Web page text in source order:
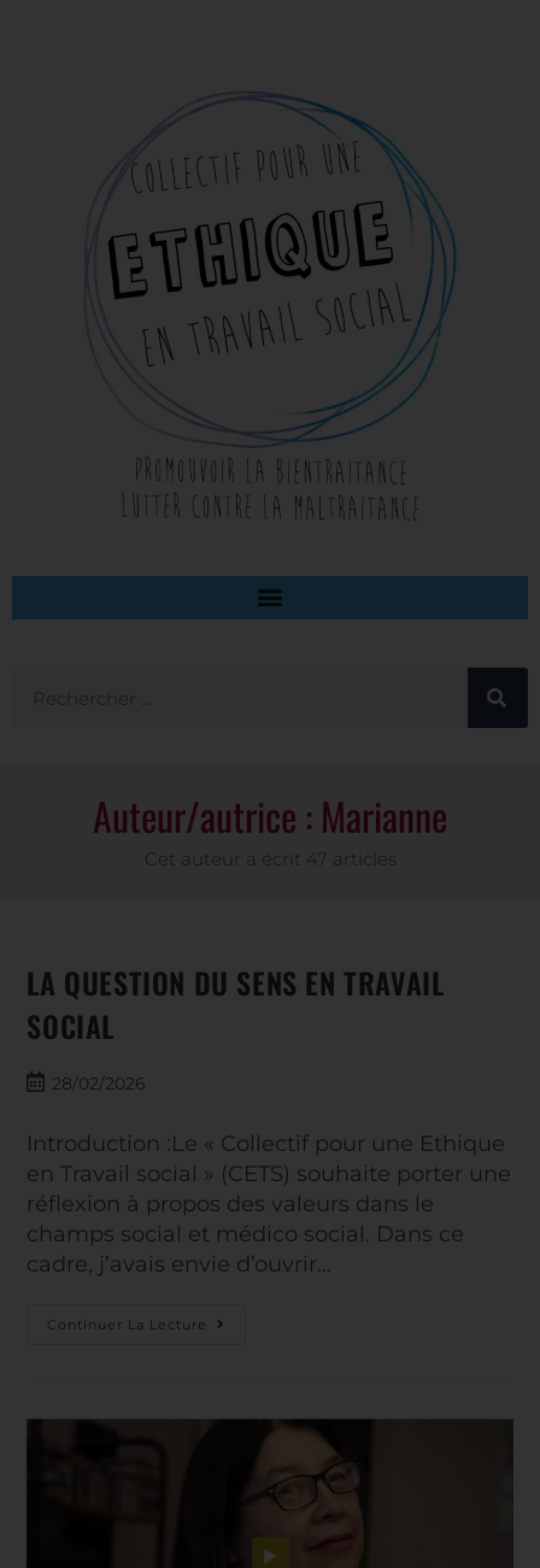
Auteur/autrice : Marianne
Cet auteur a écrit 47 articles
LA QUESTION DU SENS EN TRAVAIL
SOCIAL
28/02/2026
Introduction :Le « Collectif pour une Ethique
en Travail social » (CETS) souhaite porter une
réflexion à propos des valeurs dans le
champs social et médico social. Dans ce
cadre, j’avais envie d’ouvrir…
Continuer La Lecture